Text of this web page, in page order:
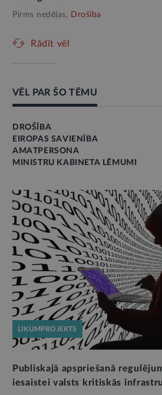
Pirms nedēļas, Drošība
Rādīt vēl
VĒL PAR ŠO TĒMU
DROŠĪBA
EIROPAS SAVIENĪBA
AMATPERSONA
MINISTRU KABINETA LĒMUMI
LIKUMPROJEKTS
Publiskajā apspriešanā
iesaistei valsts kritiskās